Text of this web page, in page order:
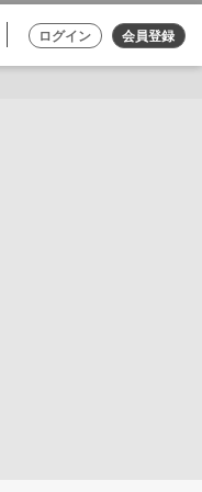
ログイン 会員登録